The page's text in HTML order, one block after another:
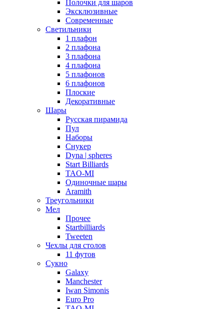
Полочки для шаров
Эксклюзивные
Современные
Светильники
1 плафон
2 плафона
3 плафона
4 плафона
5 плафонов
6 плафонов
Плоские
Декоративные
Шары
Русская пирамида
Пул
Наборы
Снукер
Dyna | spheres
Start Billiards
TAO-MI
Одиночные шары
Aramith
Треугольники
Мел
Прочее
Startbilliards
Tweeten
Чехлы для столов
11 футов
Сукно
Galaxy
Manchester
Iwan Simonis
Euro Pro